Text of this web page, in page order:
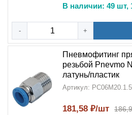
В наличии: 49 шт,
- +
Пневмофитинг
резьбой Pnevmo
латунь/пластик
Артикул: PC06M20.1.5
181,58 ₽/шт